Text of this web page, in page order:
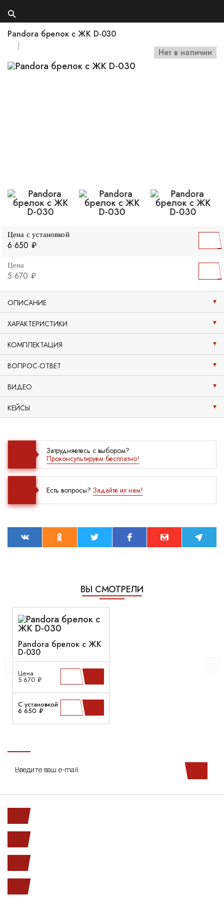
Pandora брелок с ЖК D-030
Нет в наличии
Цена с установкой
6 650 ₽
Цена
5 670 ₽
ОПИСАНИЕ
ХАРАКТЕРИСТИКИ
КОМПЛЕКТАЦИЯ
ВОПРОС-ОТВЕТ
ВИДЕО
КЕЙСЫ
Затрудняетесь с выбором?
Проконсультируем бесплатно!
Есть вопросы? Задайте их нам!
ВЫ СМОТРЕЛИ
Pandora брелок с ЖК
D-030
Цена
5 670 ₽
С установкой
6 650 ₽